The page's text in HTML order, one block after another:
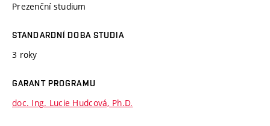
Prezenční studium
STANDARDNÍ DOBA STUDIA
3 roky
GARANT PROGRAMU
doc. Ing. Lucie Hudcová, Ph.D.